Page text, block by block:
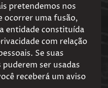
pretendemos nos
ocorrer uma fusão,
entidade constituída
com relação
Se suas
ser usadas
receberá um aviso